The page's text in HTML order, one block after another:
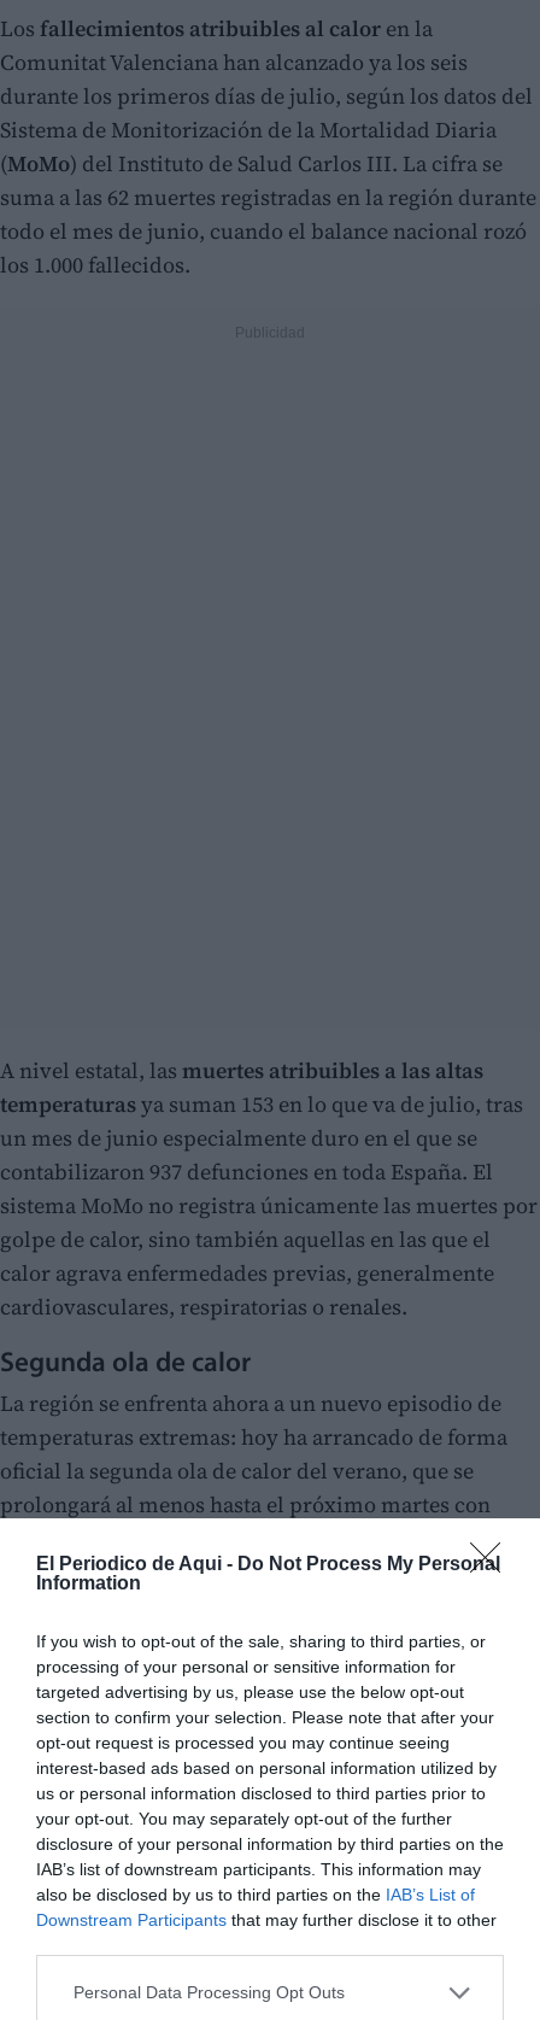
El Periodico de Aqui - Do Not Process My Personal
Information
If you wish to opt-out of the sale, sharing to third parties, or
processing of your personal or sensitive information for
targeted advertising by us, please use the below opt-out
section to confirm your selection. Please note that after your
opt-out request is processed you may continue seeing
interest-based ads based on personal information utilized by
us or personal information disclosed to third parties prior to
your opt-out. You may separately opt-out of the further
disclosure of your personal information by third parties on the
IAB’s list of downstream participants. This information may
also be disclosed by us to third parties on the IAB’s List of
Downstream Participants that may further disclose it to other
Personal Data Processing Opt Outs
Los fallecimientos atribuibles al calor en la
Comunitat Valenciana han alcanzado ya los seis
durante los primeros días de julio, según los datos del
Sistema de Monitorización de la Mortalidad Diaria
(MoMo) del Instituto de Salud Carlos III. La cifra se
suma a las 62 muertes registradas en la región durante
todo el mes de junio, cuando el balance nacional rozó
los 1.000 fallecidos.
A nivel estatal, las muertes atribuibles a las altas
temperaturasya suman 153 en lo que va de julio, tras
un mes de junio especialmente duro en el que se
contabilizaron 937 defunciones en toda España. El
sistema MoMo no registra únicamente las muertes por
golpe de calor, sino también aquellas en las que el
calor agrava enfermedades previas, generalmente
cardiovasculares, respiratorias o renales.
Segunda ola de calor
La región se enfrenta ahora a un nuevo episodio de
temperaturas extremas: hoy ha arrancado de forma
oficial la segunda ola de calor del verano, que se
prolongará al menos hasta el próximo martes con
valores que podrían superar los 42 grados en amplias
zonas de la península.